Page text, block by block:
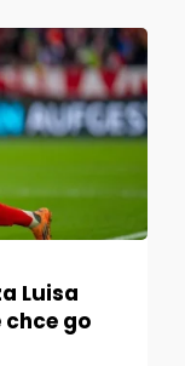
Luisa
chce go